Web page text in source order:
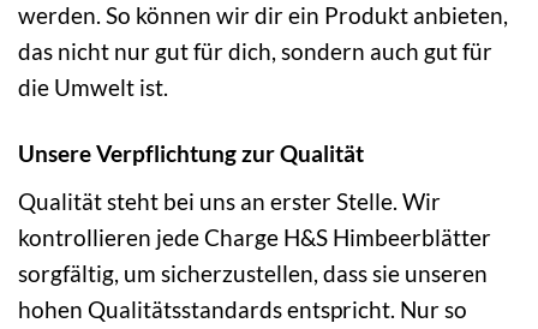
werden. So können wir dir ein Produkt anbieten,
das nicht nur gut für dich, sondern auch gut für
die Umwelt ist.
Unsere Verpflichtung zur Qualität
Qualität steht bei uns an erster Stelle. Wir
kontrollieren jede Charge H&S Himbeerblätter
sorgfältig, um sicherzustellen, dass sie unseren
hohen Qualitätsstandards entspricht. Nur so